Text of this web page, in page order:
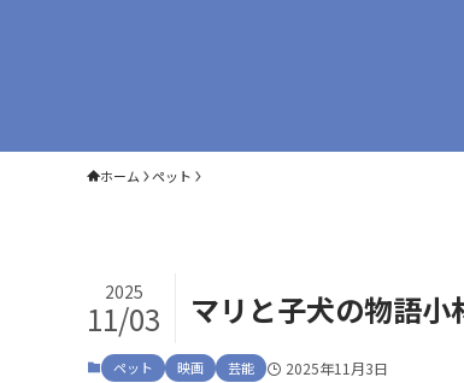
ホーム ペット
マリと子犬の物語
2025
11/03
ペット 映画 芸能 2025年11月3日